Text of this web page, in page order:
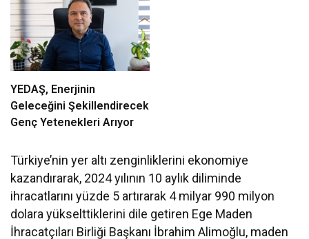
YEDAŞ, Enerjinin
Geleceğini Şekillendirecek
Genç Yetenekleri Arıyor
Türkiye’nin yer altı zenginliklerini ekonomiye
kazandırarak, 2024 yılının 10 aylık diliminde
ihracatlarını yüzde 5 artırarak 4 milyar 990 milyon
dolara yükselttiklerini dile getiren Ege Maden
İhracatçıları Birliği Başkanı İbrahim Alimoğlu, maden